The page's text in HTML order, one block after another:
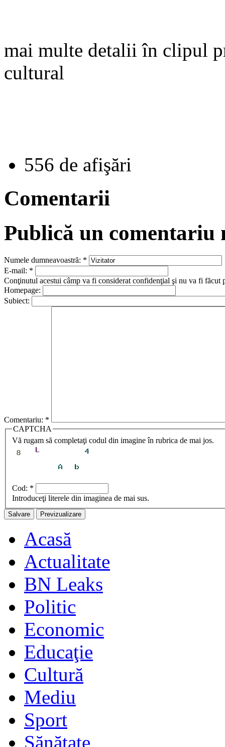
mai multe detalii în clipul
cultural
556 de afişări
Comentarii
Publică un comentariu
Numele dumneavoastră: *
E-mail: *
Conţinutul acestui câmp va fi considerat confidenţial şi nu va fi făcut
Homepage:
Subiect:
Comentariu: *
CAPTCHA
Vă rugam să completaţi codul din imagine în rubrica de mai jos.
Cod: *
Introduceţi literele din imaginea de mai sus.
Acasă
Actualitate
BN Leaks
Politic
Economic
Educaţie
Cultură
Mediu
Sport
Sănătate